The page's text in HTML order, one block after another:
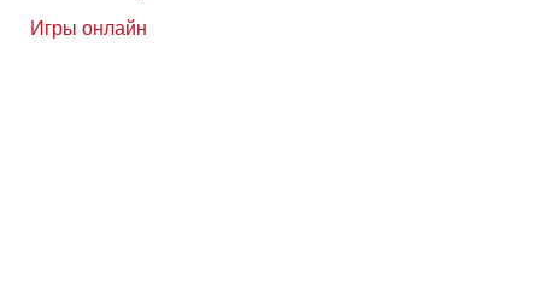
Игры онлайн